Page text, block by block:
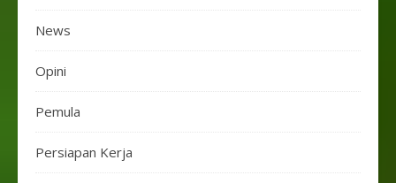
News
Opini
Pemula
Persiapan Kerja